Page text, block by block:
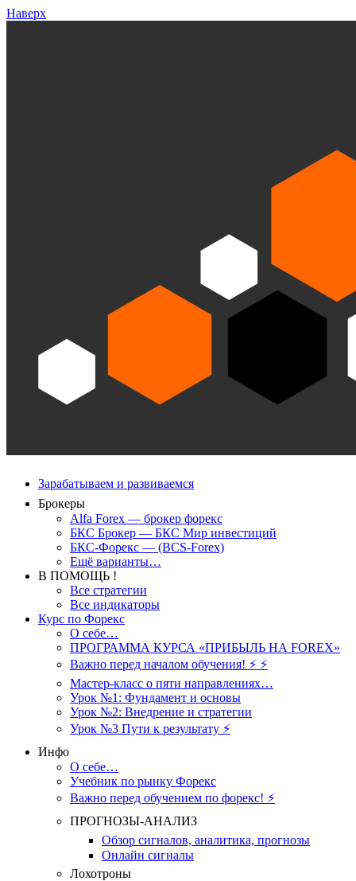
Наверх
Зарабатываем и развиваемся
Брокеры
Alfa Forex — брокер форекс
БКС Брокер — БКС Мир инвестиций
БКС-Форекс — (BCS-Forex)
Ещё варианты…
В ПОМОЩЬ !
Все стратегии
Все индикаторы
Курс по Форекс
О себе…
ПРОГРАММА КУРСА «ПРИБЫЛЬ НА FOREX»
Важно перед началом обучения! ⚡ ⚡
Мастер-класс о пяти направлениях…
Урок №1: Фундамент и основы
Урок №2: Внедрение и стратегии
Урок №3 Пути к результату ⚡️
Инфо
О себе…
Учебник по рынку Форекс
Важно перед обучением по форекс! ⚡
ПРОГНОЗЫ-АНАЛИЗ
Обзор сигналов, аналитика, прогнозы
Онлайн сигналы
Лохотроны